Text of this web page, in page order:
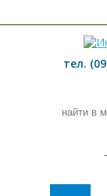
тел.